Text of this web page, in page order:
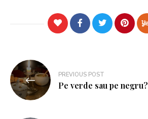
PREVIOUS POST
Pe verde sau pe negru?